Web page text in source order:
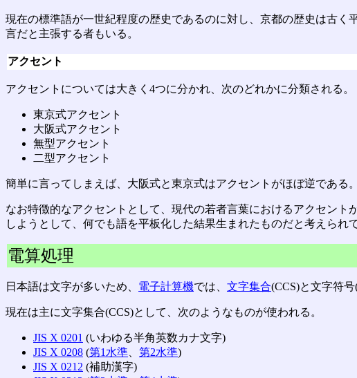
現在の標準語が一世紀程度の歴史であるのに対し、京都の歴史は古
言だと主張する者もいる。
アクセント
アクセントについては大きく4つに分かれ、次のどれかに分類される。
東京式アクセント
大阪式アクセント
無型アクセント
二型アクセント
簡単に言ってしまえば、大阪式と東京式はアクセントがほぼ逆である。
なお特徴的なアクセントとして、現代の若者言葉におけるアクセン
しようとして、何でも語を平板化した結果生まれたものだと考えられ
電算処理
日本語は文字が多いため、 電子計算機では、 文字集合(CCS)と文字符号
現在は主に文字集合(CCS)として、次のようなものが使われる。
JIS X 0201 (いわゆる半角英数カナ文字)
JIS X 0208 (第1水準 第2水準)
JIS X 0212 (補助漢字)